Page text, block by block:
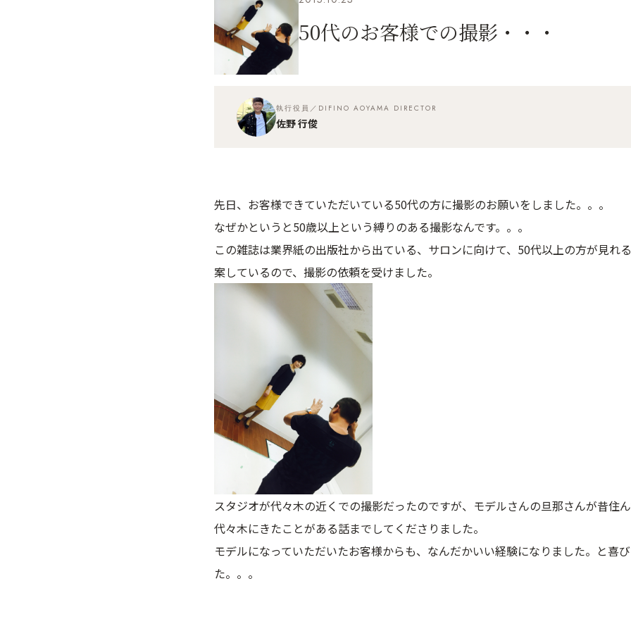
50代のお客様での撮影・・・
執行役員／DIFINO AOYAMA DIRECTOR
佐野 行俊
先日、お客様できていただいている50代の方に撮影のお願いをしました。。。
なぜかというと50歳以上という縛りのある撮影なんです。。。
この雑誌は業界紙の出版社から出ている、サロンに向けて、50代以上の方が見れ
案しているので、撮影の依頼を受けました。
スタジオが代々木の近くでの撮影だったのですが、モデルさんの旦那さんが昔住
代々木にきたことがある話までしてくださりました。
モデルになっていただいたお客様からも、なんだかいい経験になりました。と喜
た。。。